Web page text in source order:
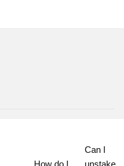
How do I
Can I
unstake